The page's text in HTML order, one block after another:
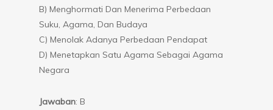
B) Menghormati Dan Menerima Perbedaan
Suku, Agama, Dan Budaya
C) Menolak Adanya Perbedaan Pendapat
D) Menetapkan Satu Agama Sebagai Agama
Negara
Jawaban: B